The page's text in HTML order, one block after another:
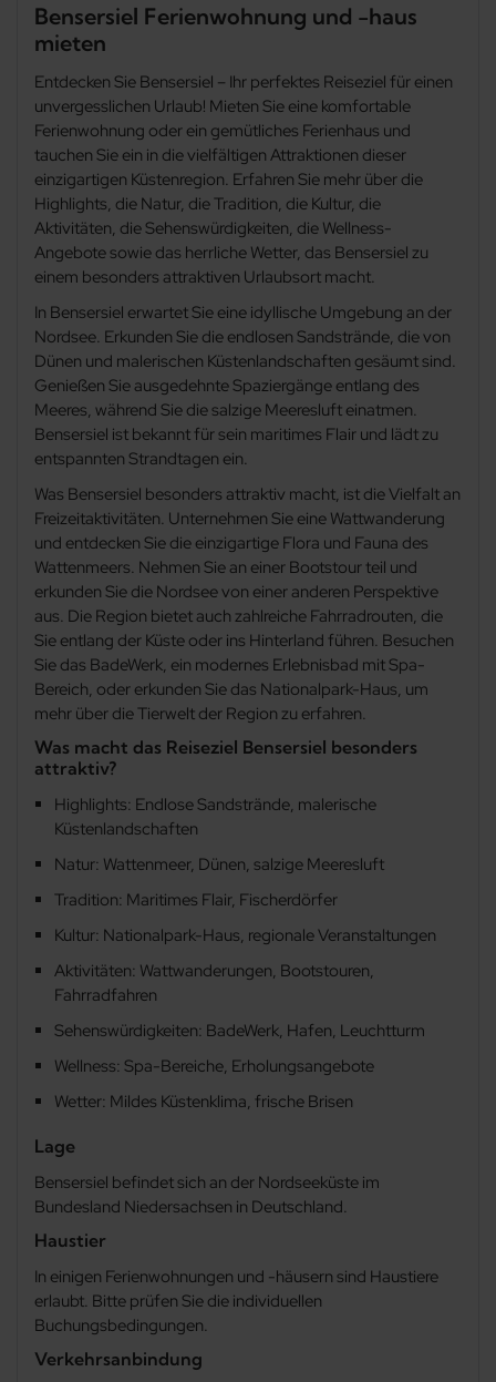
Berumbur
Bockhorn
Brake
Bremerhaven
Brinkum
Butjadingen
Carolinensiel-Harlesiel
Dangast
Detern
Dornum
Dunum
Emden
Esens
Eversmeer
Filsum
Greetsiel
Groß-Holum
Großefehn
Großheide
Hage
Bensersiel Ferienwohnung und -haus
mieten
Entdecken Sie Bensersiel – Ihr perfektes Reiseziel für einen
unvergesslichen Urlaub! Mieten Sie eine komfortable
Ferienwohnung oder ein gemütliches Ferienhaus und
tauchen Sie ein in die vielfältigen Attraktionen dieser
einzigartigen Küstenregion. Erfahren Sie mehr über die
Highlights, die Natur, die Tradition, die Kultur, die
Aktivitäten, die Sehenswürdigkeiten, die Wellness-
Angebote sowie das herrliche Wetter, das Bensersiel zu
einem besonders attraktiven Urlaubsort macht.
In Bensersiel erwartet Sie eine idyllische Umgebung an der
Nordsee. Erkunden Sie die endlosen Sandstrände, die von
Dünen und malerischen Küstenlandschaften gesäumt sind.
Genießen Sie ausgedehnte Spaziergänge entlang des
Meeres, während Sie die salzige Meeresluft einatmen.
Bensersiel ist bekannt für sein maritimes Flair und lädt zu
entspannten Strandtagen ein.
Was Bensersiel besonders attraktiv macht, ist die Vielfalt an
Freizeitaktivitäten. Unternehmen Sie eine Wattwanderung
und entdecken Sie die einzigartige Flora und Fauna des
Wattenmeers. Nehmen Sie an einer Bootstour teil und
erkunden Sie die Nordsee von einer anderen Perspektive
aus. Die Region bietet auch zahlreiche Fahrradrouten, die
Sie entlang der Küste oder ins Hinterland führen. Besuchen
Sie das BadeWerk, ein modernes Erlebnisbad mit Spa-
Bereich, oder erkunden Sie das Nationalpark-Haus, um
mehr über die Tierwelt der Region zu erfahren.
Was macht das Reiseziel Bensersiel besonders
attraktiv?
Highlights: Endlose Sandstrände, malerische
Küstenlandschaften
Natur: Wattenmeer, Dünen, salzige Meeresluft
Tradition: Maritimes Flair, Fischerdörfer
Kultur: Nationalpark-Haus, regionale Veranstaltungen
Aktivitäten: Wattwanderungen, Bootstouren,
Fahrradfahren
Sehenswürdigkeiten: BadeWerk, Hafen, Leuchtturm
Wellness: Spa-Bereiche, Erholungsangebote
Wetter: Mildes Küstenklima, frische Brisen
Lage
Bensersiel befindet sich an der Nordseeküste im
Bundesland Niedersachsen in Deutschland.
Haustier
In einigen Ferienwohnungen und -häusern sind Haustiere
erlaubt. Bitte prüfen Sie die individuellen
Buchungsbedingungen.
Verkehrsanbindung